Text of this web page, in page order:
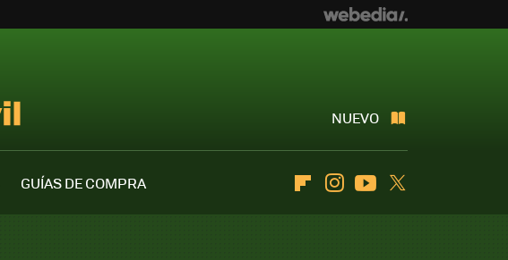
NUEVO
GUÍAS DE COMPRA
FlipboardInstagramYoutube